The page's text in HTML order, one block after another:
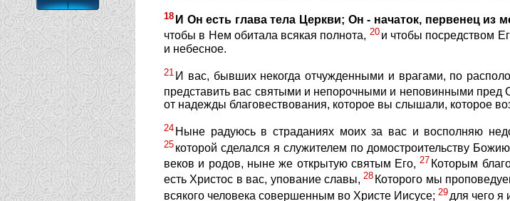
18 И Он есть глава тела Церкви; Он - начаток, первенец
чтобы в Нем обитала всякая полнота, 20 и чтобы посредством
и небесное.
21 И вас, бывших некогда отчужденными и врагами, по
представить вас святыми и непорочными и неповинными
от надежды благовествования, которое вы слышали, которое
24 Ныне радуюсь в страданиях моих за вас и восполняю
25 которой сделался я служителем по домостроительству
веков и родов, ныне же открытую святым Его,27 Которым
есть Христос в вас, упование славы,28 Которого мы
всякого человека совершенным во Христе Иисусе; 29 для чего